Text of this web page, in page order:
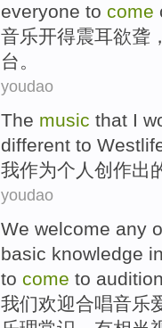
everyone to come
音乐开得震耳欲聋 ，
台。
youdao
The music that I
different to
我作为个人 创作出
youdao
We welcome any
basic knowledge in
to come to
我们欢迎合唱音乐